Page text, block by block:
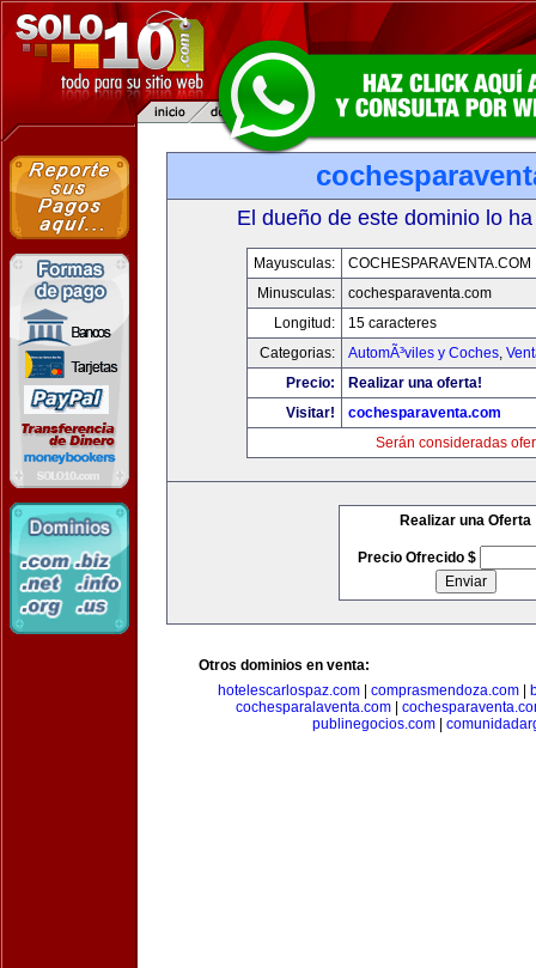
El dueño de este dominio lo
Mayusculas:
COCHESPARAVENTA.COM
Minusculas:
cochesparaventa.com
Longitud:
15 caracteres
Categorias:
AutomÃ³viles y Coches,
Precio:
Realizar una oferta!
Visitar!
cochesparaventa.com
Serán consideradas
Realizar una Oferta
Precio Ofrecido $
Otros dominios en venta:
hotelescarlospaz.com| comprasmendoza.com|
cochesparalaventa.com
publinegocios.com|